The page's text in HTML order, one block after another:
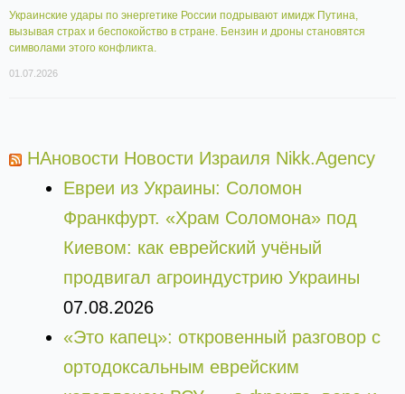
Украинские удары по энергетике России подрывают имидж Путина,
вызывая страх и беспокойство в стране. Бензин и дроны становятся
символами этого конфликта.
01.07.2026
НАновости Новости Израиля Nikk.Agency
Евреи из Украины: Соломон
Франкфурт. «Храм Соломона» под
Киевом: как еврейский учёный
продвигал агроиндустрию Украины
07.08.2026
«Это капец»: откровенный разговор с
ортодоксальным еврейским